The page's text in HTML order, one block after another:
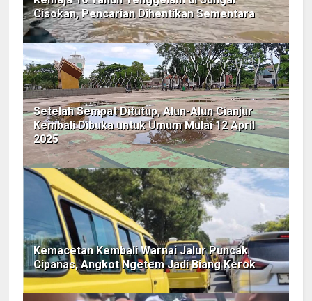
Cisokan, Pencarian Dihentikan Sementara
Setelah Sempat Ditutup, Alun-Alun Cianjur
Kembali Dibuka untuk Umum Mulai 12 April
2025
Kemacetan Kembali Warnai Jalur Puncak
Cipanas, Angkot Ngetem Jadi Biang Kerok